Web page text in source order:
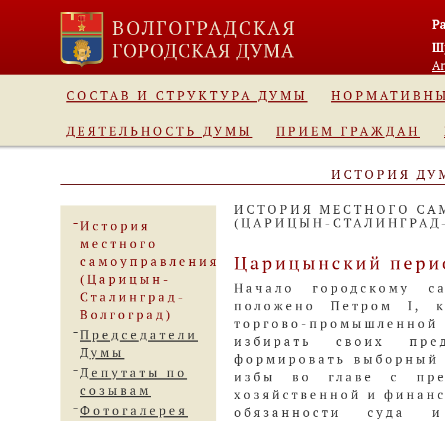
СОСТАВ И СТРУКТУРА ДУМЫ
ДЕЯТЕЛЬНОСТЬ ДУМЫ ПРИЕМ ГРАЖДАН
ИСТОРИЯ
История
местного
самоуправления
(Царицын-
Сталинград-
Волгоград)
Председатели
Думы
Депутаты по
созывам
Фотогалерея
ИСТОРИЯ МЕСТНОГО
(ЦАРИЦЫН-
Царицынский
Начало городскому
положено Петром I,
торгово-
избирать своих
формировать выборный
избы во главе с
хозяйственной и
обязанности